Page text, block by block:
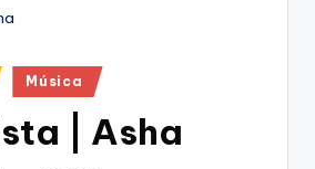
Música
| Asha